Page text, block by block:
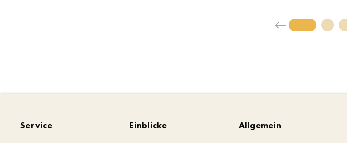
Service Einblicke Allgemein